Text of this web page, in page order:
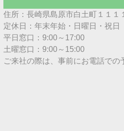
住所：長崎県島原市白土町１１１
定休日：年末年始・日曜日・祝日
平日窓口：9:00～17:00
土曜窓口：9:00～15:00
ご来社の際は、事前にお電話での